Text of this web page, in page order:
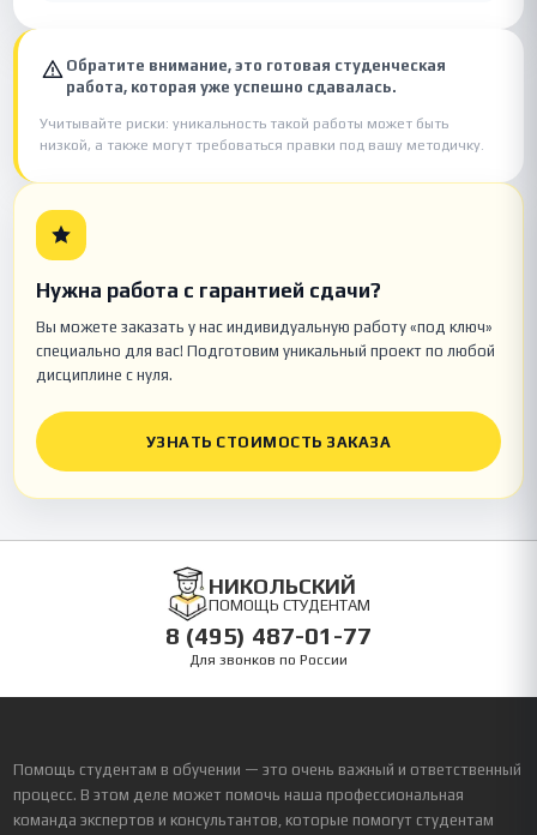
Обратите внимание, это готовая студенческая
работа, которая уже успешно сдавалась.
Учитывайте риски: уникальность такой работы может быть
низкой, а также могут требоваться правки под вашу методичку.
Нужна работа с гарантией сдачи?
Вы можете заказать у нас индивидуальную работу «под ключ»
специально для вас! Подготовим уникальный проект по любой
дисциплине с нуля.
УЗНАТЬ СТОИМОСТЬ ЗАКАЗА
НИКОЛЬСКИЙ
ПОМОЩЬ СТУДЕНТАМ
8 (495) 487-01-77
Для звонков по России
Помощь студентам в обучении — это очень важный и ответственный
процесс. В этом деле может помочь наша профессиональная
команда экспертов и консультантов, которые помогут студентам